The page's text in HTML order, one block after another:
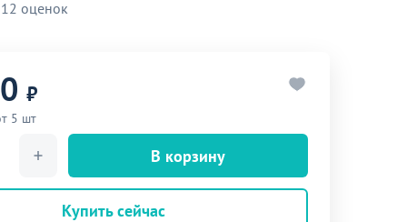
12 оценок
₽
5 шт
В корзину
Купить сейчас